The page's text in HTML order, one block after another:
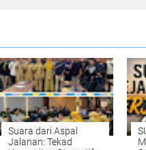
Suara dari Aspal
Jalanan: Tekad